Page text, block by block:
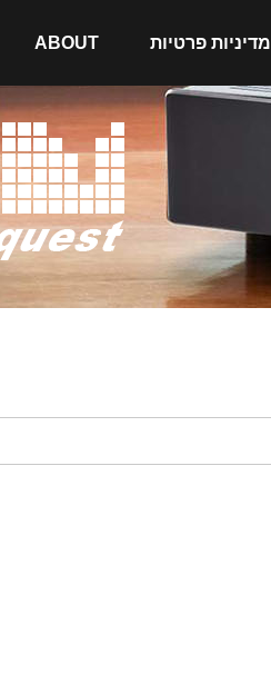
מדיניות פרטיות ABOUT